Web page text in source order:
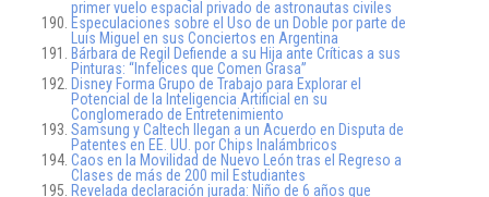
primer vuelo espacial privado de astronautas civiles
Especulaciones sobre el Uso de un Doble por parte de
Luis Miguel en sus Conciertos en Argentina
Bárbara de Regil Defiende a su Hija ante Críticas a sus
Pinturas: “Infelices que Comen Grasa”
Disney Forma Grupo de Trabajo para Explorar el
Potencial de la Inteligencia Artificial en su
Conglomerado de Entretenimiento
Samsung y Caltech llegan a un Acuerdo en Disputa de
Patentes en EE. UU. por Chips Inalámbricos
Caos en la Movilidad de Nuevo León tras el Regreso a
Clases de más de 200 mil Estudiantes
Revelada declaración jurada: Niño de 6 años que